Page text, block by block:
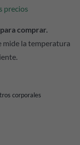
precios
comprar.
mide la temperatura
corporales